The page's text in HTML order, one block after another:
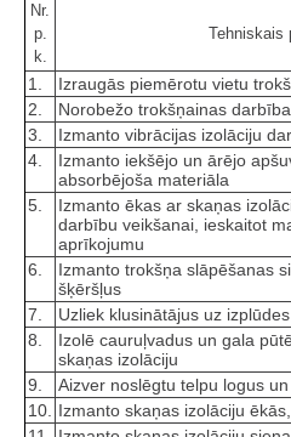
Nr.
p.
k.
Tehniskais
1.
Izraugās piemērotu vietu
2.
Norobežo trokšņainas
3.
Izmanto vibrācijas izolāciju
4.
Izmanto iekšējo un ārējo
absorbējoša materiāla
5.
Izmanto ēkas ar skaņas
darbību veikšanai, ieskaitot
aprīkojumu
6.
Izmanto trokšņa slāpēšanas
šķēršļus
7.
Uzliek klusinātājus uz
8.
Izolē cauruļvadus un gala
skaņas izolāciju
9.
Aizver noslēgtu telpu logus
10. Izmanto skaņas izolāciju